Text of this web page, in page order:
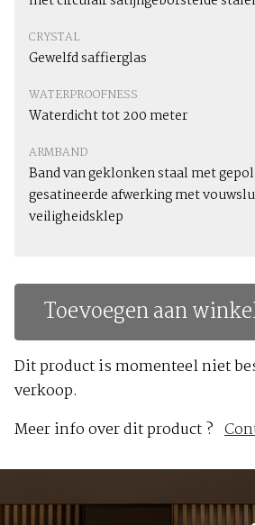
CRYSTAL
Gewelfd saffierglas
WATERPROOFNESS
Waterdicht tot 200 meter
ARMBAND
Band van geklonken staal met
gesatineerde afwerking met
veiligheidsklep
Toevoegen aan
Dit product is momenteel niet
verkoop.
Meer info over dit product ?